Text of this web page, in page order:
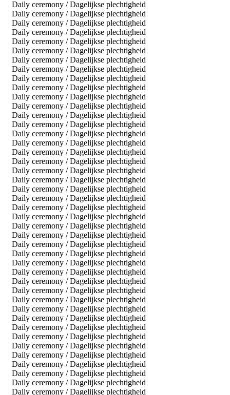
Daily ceremony / Dagelijkse plechtigheid
Daily ceremony / Dagelijkse plechtigheid
Daily ceremony / Dagelijkse plechtigheid
Daily ceremony / Dagelijkse plechtigheid
Daily ceremony / Dagelijkse plechtigheid
Daily ceremony / Dagelijkse plechtigheid
Daily ceremony / Dagelijkse plechtigheid
Daily ceremony / Dagelijkse plechtigheid
Daily ceremony / Dagelijkse plechtigheid
Daily ceremony / Dagelijkse plechtigheid
Daily ceremony / Dagelijkse plechtigheid
Daily ceremony / Dagelijkse plechtigheid
Daily ceremony / Dagelijkse plechtigheid
Daily ceremony / Dagelijkse plechtigheid
Daily ceremony / Dagelijkse plechtigheid
Daily ceremony / Dagelijkse plechtigheid
Daily ceremony / Dagelijkse plechtigheid
Daily ceremony / Dagelijkse plechtigheid
Daily ceremony / Dagelijkse plechtigheid
Daily ceremony / Dagelijkse plechtigheid
Daily ceremony / Dagelijkse plechtigheid
Daily ceremony / Dagelijkse plechtigheid
Daily ceremony / Dagelijkse plechtigheid
Daily ceremony / Dagelijkse plechtigheid
Daily ceremony / Dagelijkse plechtigheid
Daily ceremony / Dagelijkse plechtigheid
Daily ceremony / Dagelijkse plechtigheid
Daily ceremony / Dagelijkse plechtigheid
Daily ceremony / Dagelijkse plechtigheid
Daily ceremony / Dagelijkse plechtigheid
Daily ceremony / Dagelijkse plechtigheid
Daily ceremony / Dagelijkse plechtigheid
Daily ceremony / Dagelijkse plechtigheid
Daily ceremony / Dagelijkse plechtigheid
Daily ceremony / Dagelijkse plechtigheid
Daily ceremony / Dagelijkse plechtigheid
Daily ceremony / Dagelijkse plechtigheid
Daily ceremony / Dagelijkse plechtigheid
Daily ceremony / Dagelijkse plechtigheid
Daily ceremony / Dagelijkse plechtigheid
Daily ceremony / Dagelijkse plechtigheid
Daily ceremony / Dagelijkse plechtigheid
Daily ceremony / Dagelijkse plechtigheid